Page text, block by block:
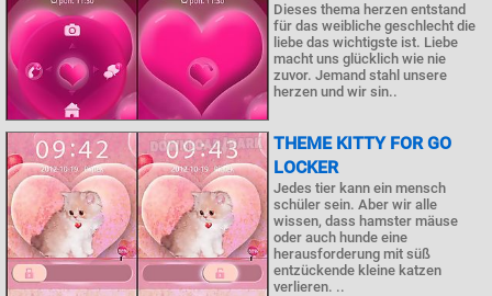
Dieses thema herzen entstand
für das weibliche geschlecht die
liebe das wichtigste ist. Liebe
macht uns glücklich wie nie
zuvor. Jemand stahl unsere
herzen und wir sin..
THEME KITTY FOR GO
LOCKER
Jedes tier kann ein mensch
schüler sein. Aber wir alle
wissen, dass hamster mäuse
oder auch hunde eine
herausforderung mit süß
entzückende kleine katzen
verlieren. ..